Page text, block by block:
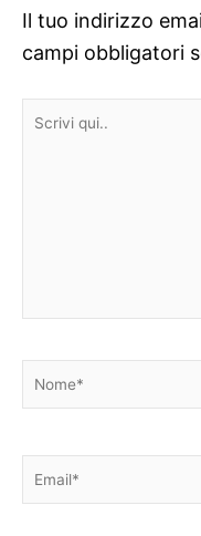
Il tuo indirizzo
campi obbligatori
Scrivi
Nome*
Email*